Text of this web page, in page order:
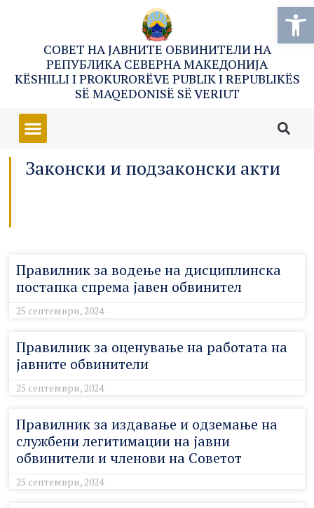
СОВЕТ НА ЈАВНИТЕ ОБВИНИТЕЛИ НА
РЕПУБЛИКА СЕВЕРНА МАКЕДОНИЈА
KËSHILLI I PROKURORËVE PUBLIK I REPUBLIKËS
SË MAQEDONISË SË VERIUT
Законски и подзаконски акти
Правилник за водење на дисциплинска
постапка спрема јавен обвинител
25 септември, 2024
Правилник за оценување на работата на
јавните обвинители
25 септември, 2024
Правилник за издавање и одземање на
службени легитимации на јавни
обвинители и членови на Советот
25 септември, 2024